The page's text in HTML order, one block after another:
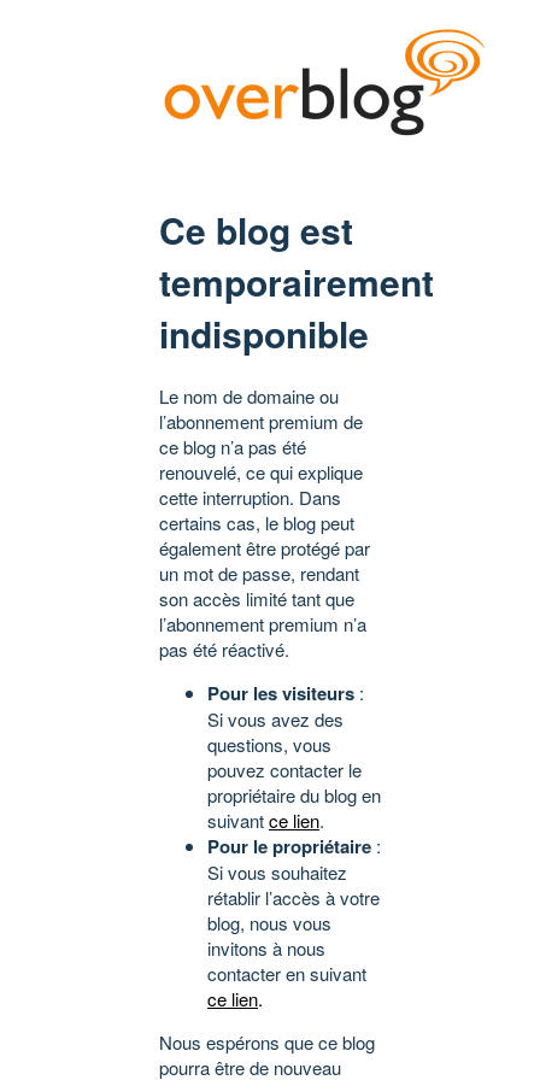
Ce blog est
temporairement
indisponible
Le nom de domaine ou
l’abonnement premium de
ce blog n’a pas été
renouvelé, ce qui explique
cette interruption. Dans
certains cas, le blog peut
également être protégé par
un mot de passe, rendant
son accès limité tant que
l’abonnement premium n’a
pas été réactivé.
Pour les visiteurs :
Si vous avez des
questions, vous
pouvez contacter le
propriétaire du blog en
suivantce lien.
Pour le propriétaire :
Si vous souhaitez
rétablir l’accès à votre
blog, nous vous
invitons à nous
contacter en suivant
ce lien.
Nous espérons que ce blog
pourra être de nouveau